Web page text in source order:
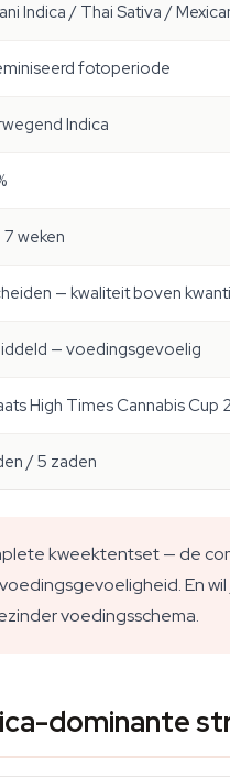
Indica / Thai Sativa /
fotoperiode
Indica
7 weken
— kwaliteit boven
— voedingsgevoelig
High Times Cannabis
/ 5 zaden
kweektentset — de
En
voedingsschema.
dominante